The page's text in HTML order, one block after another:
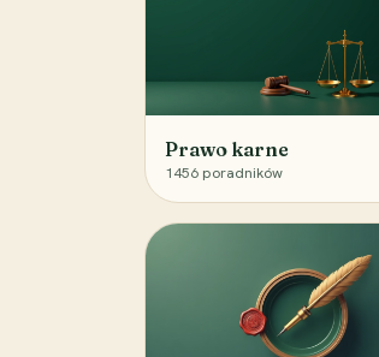
Prawo karne
1456 poradników